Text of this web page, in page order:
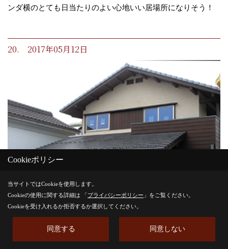
ンダ横のとても日当たりのよい心地いい居場所になりそう！
20. 2017年05月12日
足場の解体
Cookieポリシー
当サイトではCookieを使用します。
Cookieの使用に関する詳細は 「プライバシーポリシー 」をご覧ください。
Cookieを受け入れるか拒否するか選択してください。
同意する 同意しない